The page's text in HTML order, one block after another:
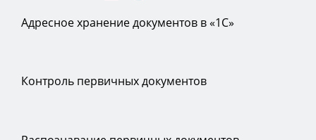
Адресное хранение документов в «1С»
Контроль первичных документов